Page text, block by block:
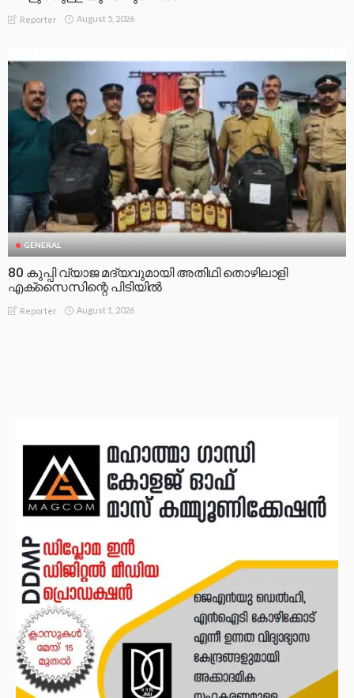
Reporter August 5, 2026
GENERAL
80 കുപ്പി വ്യാജ മദ്യവുമായി അതിഥി തൊഴിലാളി
എക്സൈസിന്റെ പിടിയിൽ
Reporter August 1, 2026